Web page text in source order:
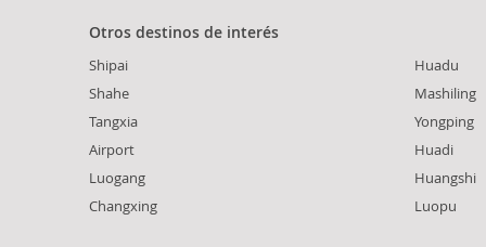
Otros destinos de interés
Shipai
Shahe
Tangxia
Airport
Luogang
Changxing
Huadu
Mashiling
Yongping
Huadi
Huangshi
Luopu